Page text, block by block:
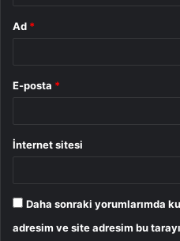
Ad *
E-posta *
İnternet sitesi
Daha sonraki yorumlarımda
adresim ve site adresim bu